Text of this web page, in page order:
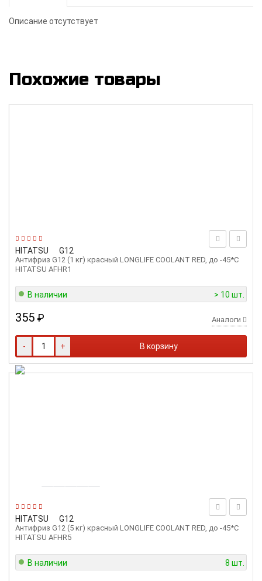
Описание отсутствует
Похожие товары
HITATSU G12
Антифриз G12 (1 кг) красный LONGLIFE COOLANT RED, до -45*С
HITATSU AFHR1
В наличии > 10 шт.
355 ₽ Аналоги
- + В корзину
HITATSU G12
Антифриз G12 (5 кг) красный LONGLIFE COOLANT RED, до -45*С
HITATSU AFHR5
В наличии 8 шт.